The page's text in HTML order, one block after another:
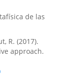
de las
R. (2017).
approach.